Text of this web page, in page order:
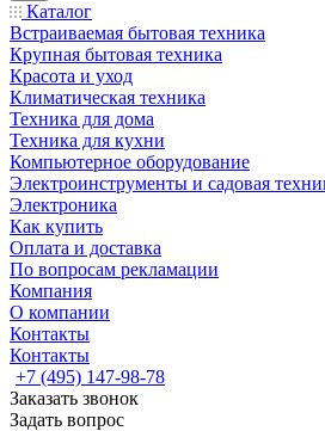
Каталог
Встраиваемая бытовая техника
Крупная бытовая техника
Красота и уход
Климатическая техника
Техника для дома
Техника для кухни
Компьютерное оборудование
Электроинструменты и садовая
Электроника
Как купить
Оплата и доставка
По вопросам рекламации
Компания
О компании
Контакты
Контакты
+7 (495) 147-98-78
Заказать звонок
Задать вопрос